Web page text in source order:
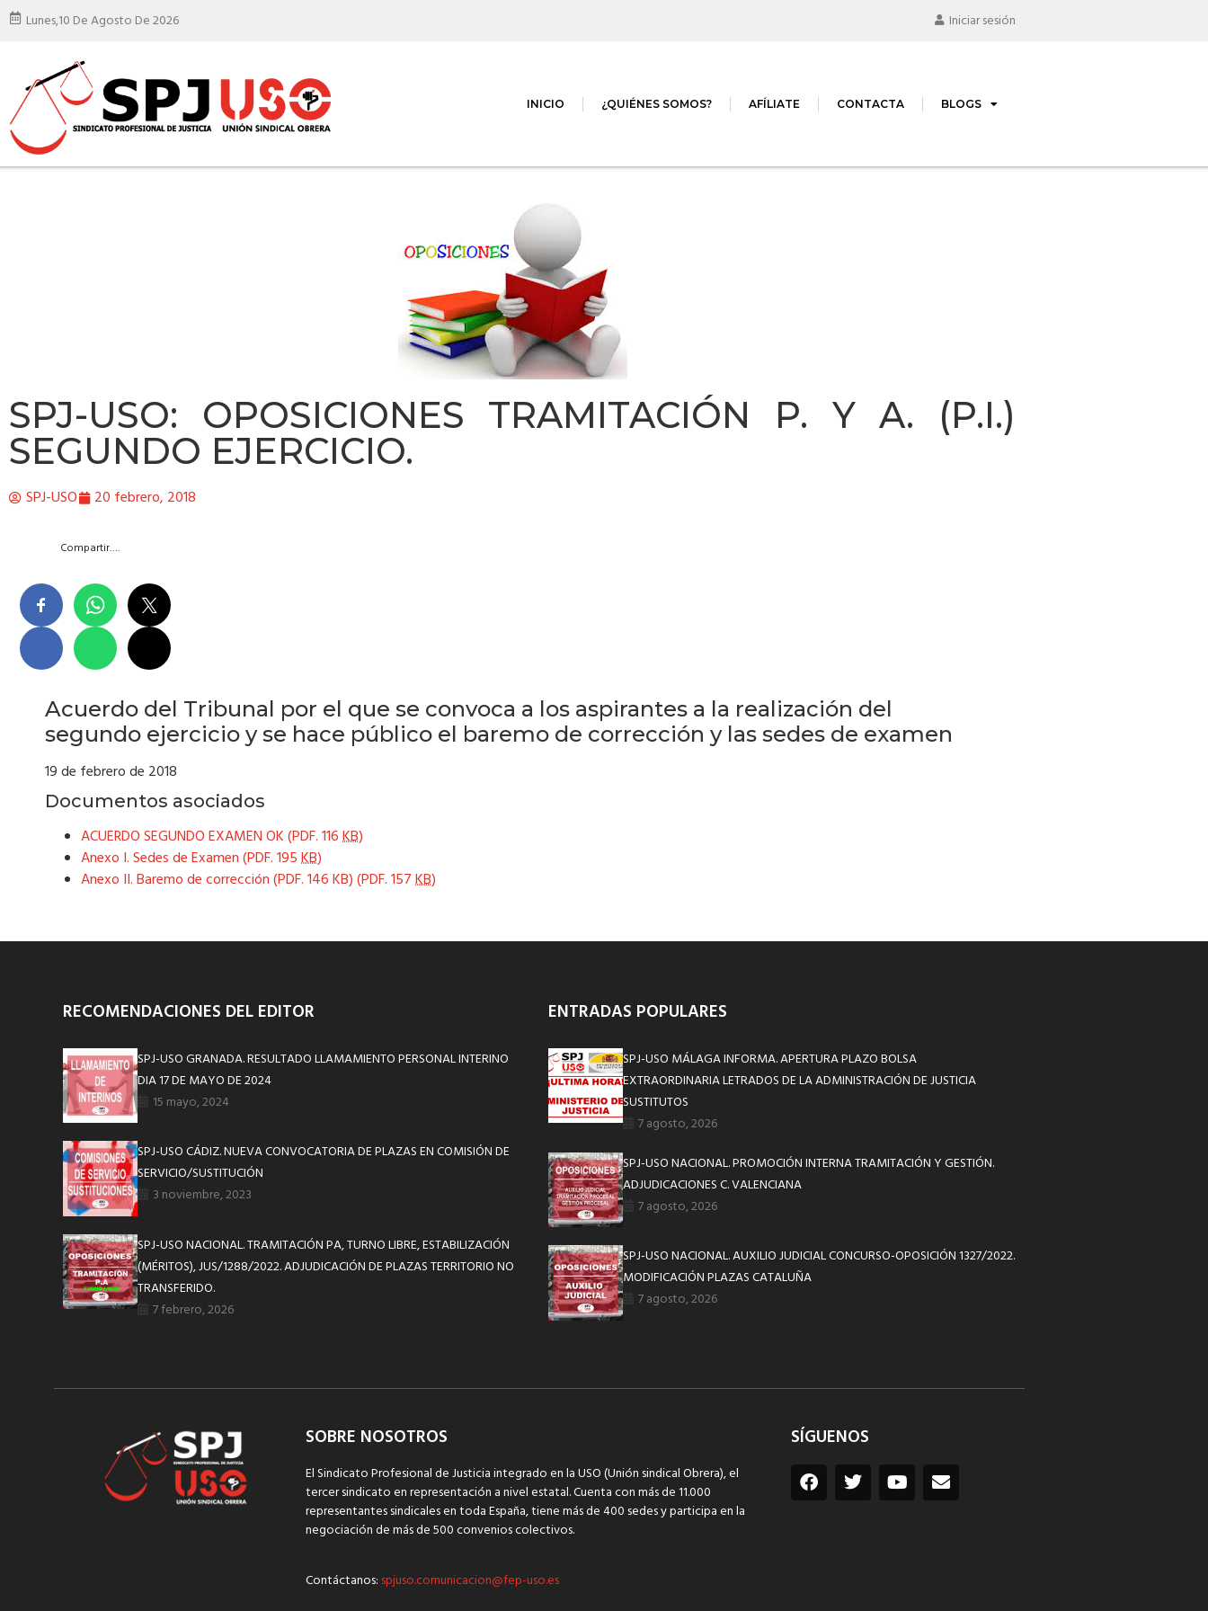
Lunes,10 De Agosto De 2026 Iniciar sesión
INICIO ¿QUIÉNES SOMOS? AFÍLIATE CONTACTA BLOGS
SPJ-USO: OPOSICIONES TRAMITACIÓN P. Y A. (P.I.)
SEGUNDO EJERCICIO.
SPJ-USO 20 febrero, 2018
Compartir….
Acuerdo del Tribunal por el que se convoca a los aspirantes a la realización del
segundo ejercicio y se hace público el baremo de corrección y las sedes de examen
19 de febrero de 2018
Documentos asociados
ACUERDO SEGUNDO EXAMEN OK (PDF. 116KB)
Anexo I. Sedes de Examen (PDF. 195KB)
Anexo II. Baremo de corrección (PDF. 146 KB) (PDF. 157KB)
RECOMENDACIONES DEL EDITOR
SPJ-USO GRANADA. RESULTADO LLAMAMIENTO PERSONAL INTERINO
DIA 17 DE MAYO DE 2024
15 mayo, 2024
SPJ-USO CÁDIZ. NUEVA CONVOCATORIA DE PLAZAS EN COMISIÓN DE
SERVICIO/SUSTITUCIÓN
3 noviembre, 2023
SPJ-USO NACIONAL. TRAMITACIÓN PA, TURNO LIBRE, ESTABILIZACIÓN
(MÉRITOS), JUS/1288/2022. ADJUDICACIÓN DE PLAZAS TERRITORIO NO
TRANSFERIDO.
7 febrero, 2026
ENTRADAS POPULARES
SPJ-USO MÁLAGA INFORMA. APERTURA PLAZO BOLSA
EXTRAORDINARIA LETRADOS DE LA ADMINISTRACIÓN DE JUSTICIA
SUSTITUTOS
7 agosto, 2026
SPJ-USO NACIONAL. PROMOCIÓN INTERNA TRAMITACIÓN Y GESTIÓN.
ADJUDICACIONES C. VALENCIANA
7 agosto, 2026
SPJ-USO NACIONAL. AUXILIO JUDICIAL CONCURSO-OPOSICIÓN 1327/2022.
MODIFICACIÓN PLAZAS CATALUÑA
7 agosto, 2026
SOBRE NOSOTROS
El Sindicato Profesional de Justicia integrado en la USO (Unión sindical Obrera), el
tercer sindicato en representación a nivel estatal. Cuenta con más de 11.000
representantes sindicales en toda España, tiene más de 400 sedes y participa en la
negociación de más de 500 convenios colectivos.
Contáctanos: spjuso.comunicacion@fep-uso.es
SÍGUENOS